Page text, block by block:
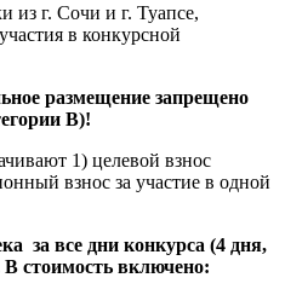
из г. Сочи и г. Туапсе,
в конкурсной
размещение запрещено
В)!
1) целевой взнос
взнос за участие в одной
за все дни конкурса (4 дня,
В стоимость включено: